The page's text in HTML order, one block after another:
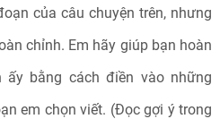
của câu chuyện trên, nhưng
chỉnh. Em hãy giúp bạn hoàn
bằng cách điền vào những
em chọn viết. (Đọc gợi ý trong